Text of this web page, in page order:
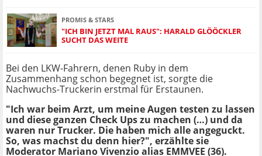
PROMIS & STARS
"ICH BIN JETZT MAL RAUS": HARALD GLÖÖCKLER
SUCHT DAS WEITE
Bei den LKW-Fahrern, denen Ruby in dem
Zusammenhang schon begegnet ist, sorgte die
Nachwuchs-Truckerin erstmal für Erstaunen.
"Ich war beim Arzt, um meine Augen testen zu lassen
und diese ganzen Check Ups zu machen (…) und da
waren nur Trucker. Die haben mich alle angeguckt.
So, was machst du denn hier?", erzählte sie
Moderator Mariano Vivenzio alias EMMVEE (36).